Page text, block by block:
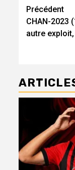
Précédent
CHAN-2023
autre